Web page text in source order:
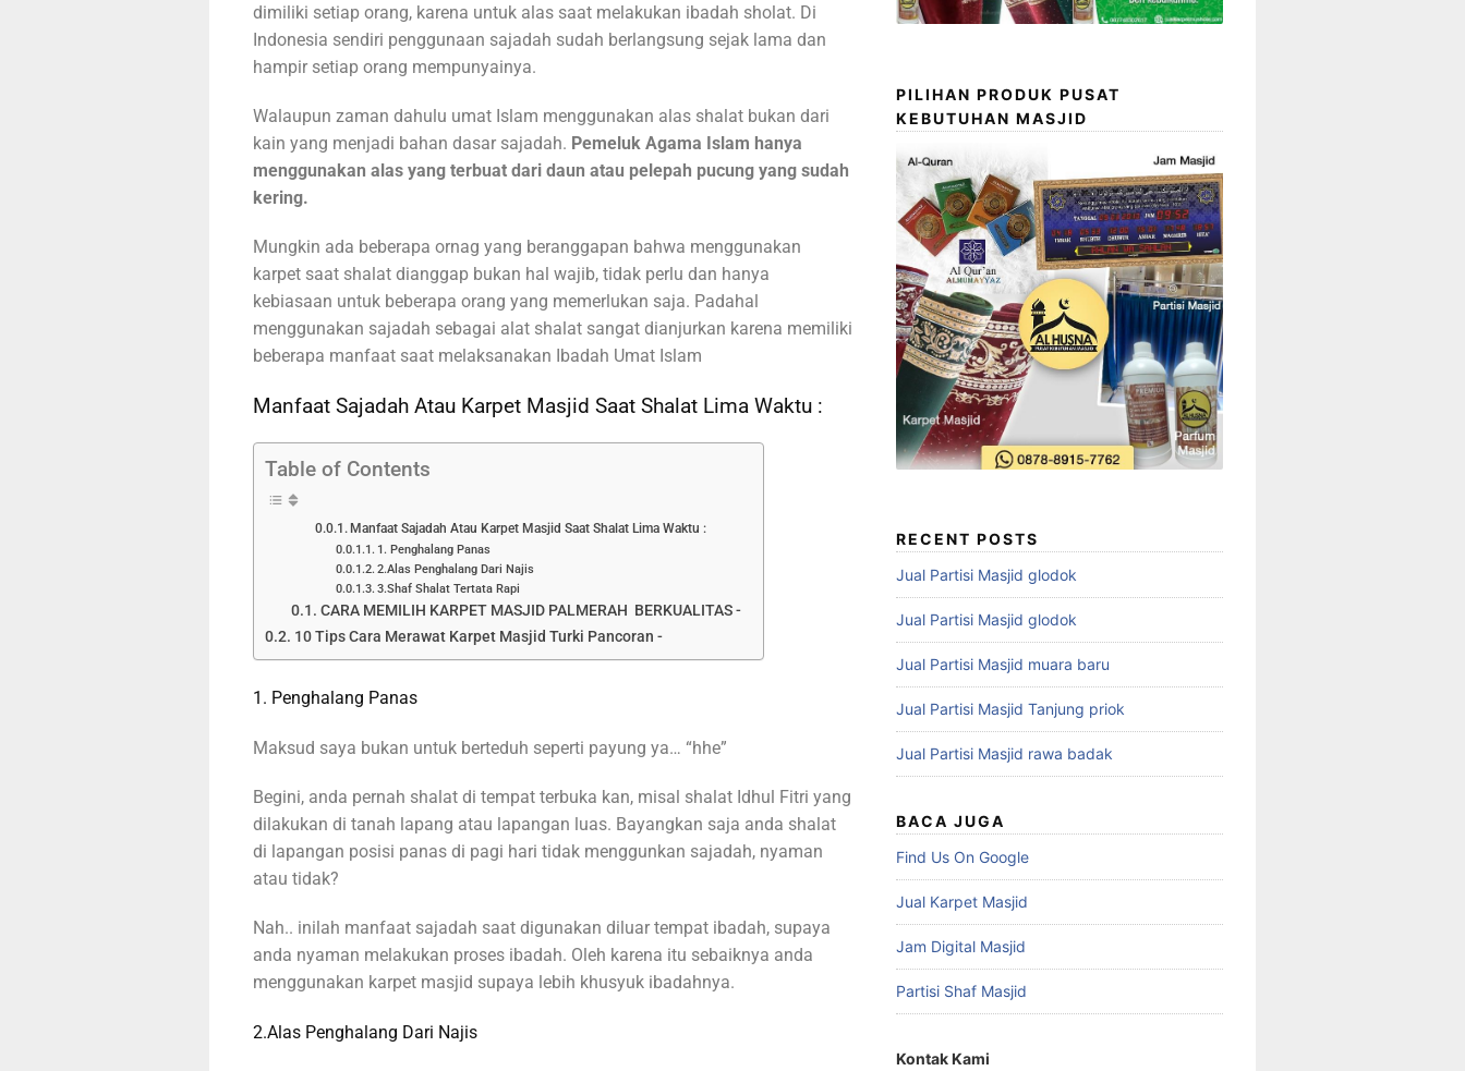
dimiliki setiap orang, karena untuk alas saat melakukan ibadah sholat. Di
Indonesia sendiri penggunaan sajadah sudah berlangsung sejak lama dan
hampir setiap orang mempunyainya.
Walaupun zaman dahulu umat Islam menggunakan alas shalat bukan dari
kain yang menjadi bahan dasar sajadah. Pemeluk Agama Islam hanya
menggunakan alas yang terbuat dari daun atau pelepah pucung yang sudah
kering.
Mungkin ada beberapa ornag yang beranggapan bahwa menggunakan
karpet saat shalat dianggap bukan hal wajib, tidak perlu dan hanya
kebiasaan untuk beberapa orang yang memerlukan saja. Padahal
menggunakan sajadah sebagai alat shalat sangat dianjurkan karena memiliki
beberapa manfaat saat melaksanakan Ibadah Umat Islam
Manfaat Sajadah Atau Karpet Masjid Saat Shalat Lima Waktu :
Table of Contents
Manfaat Sajadah Atau Karpet Masjid Saat Shalat Lima Waktu :
1. Penghalang Panas
2.Alas Penghalang Dari Najis
3.Shaf Shalat Tertata Rapi
CARA MEMILIH KARPET MASJID PALMERAH BERKUALITAS -
10 Tips Cara Merawat Karpet Masjid Turki Pancoran -
1. Penghalang Panas
Maksud saya bukan untuk berteduh seperti payung ya… “hhe”
Begini, anda pernah shalat di tempat terbuka kan, misal shalat Idhul Fitri yang
dilakukan di tanah lapang atau lapangan luas. Bayangkan saja anda shalat
di lapangan posisi panas di pagi hari tidak menggunkan sajadah, nyaman
atau tidak?
Nah.. inilah manfaat sajadah saat digunakan diluar tempat ibadah, supaya
anda nyaman melakukan proses ibadah. Oleh karena itu sebaiknya anda
menggunakan karpet masjid supaya lebih khusyuk ibadahnya.
2.Alas Penghalang Dari Najis
PILIHAN PRODUK PUSAT
KEBUTUHAN MASJID
RECENT POSTS
Jual Partisi Masjid glodok
Jual Partisi Masjid glodok
Jual Partisi Masjid muara baru
Jual Partisi Masjid Tanjung priok
Jual Partisi Masjid rawa badak
BACA JUGA
Find Us On Google
Jual Karpet Masjid
Jam Digital Masjid
Partisi Shaf Masjid
Kontak Kami